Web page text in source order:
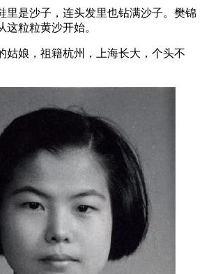
里是沙子，连头发里也钻满沙子。樊锦
粒粒黄沙开始。
姑娘，祖籍杭州，上海长大，个头不